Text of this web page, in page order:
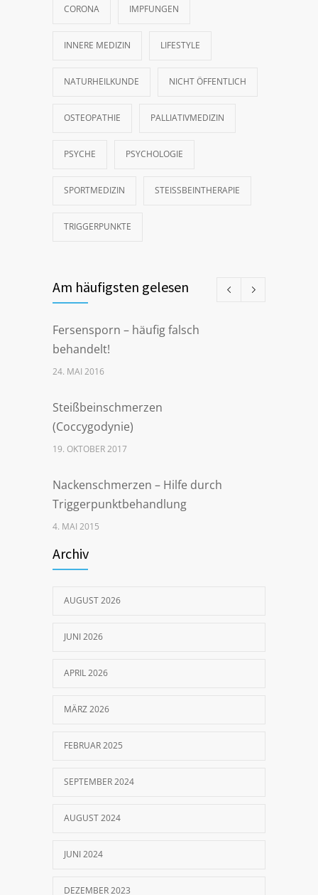
CORONA IMPFUNGEN
INNERE MEDIZIN LIFESTYLE
NATURHEILKUNDE NICHT ÖFFENTLICH
OSTEOPATHIE PALLIATIVMEDIZIN
PSYCHE PSYCHOLOGIE
SPORTMEDIZIN STEISSBEINTHERAPIE
TRIGGERPUNKTE
Am häufigsten gelesen
Fersensporn – häufig falsch
behandelt!
24. MAI 2016
Steißbeinschmerzen
(Coccygodynie)
19. OKTOBER 2017
Nackenschmerzen – Hilfe durch
Triggerpunktbehandlung
4. MAI 2015
Steißbeinschmerzen nach
gezielte Behandlung
Schulterschmerzen los!
Archiv
AUGUST 2026
JUNI 2026
APRIL 2026
MÄRZ 2026
FEBRUAR 2025
SEPTEMBER 2024
AUGUST 2024
JUNI 2024
DEZEMBER 2023